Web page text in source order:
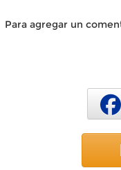
Para agregar un